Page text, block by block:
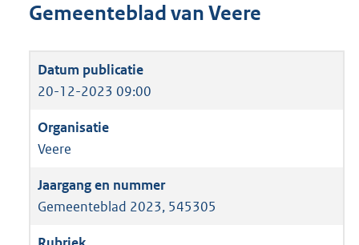
Gemeenteblad van Veere
20-12-2023 09:00
Veere
Gemeenteblad 2023, 545305